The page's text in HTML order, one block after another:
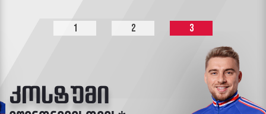
კოსტუმი
1 2 3